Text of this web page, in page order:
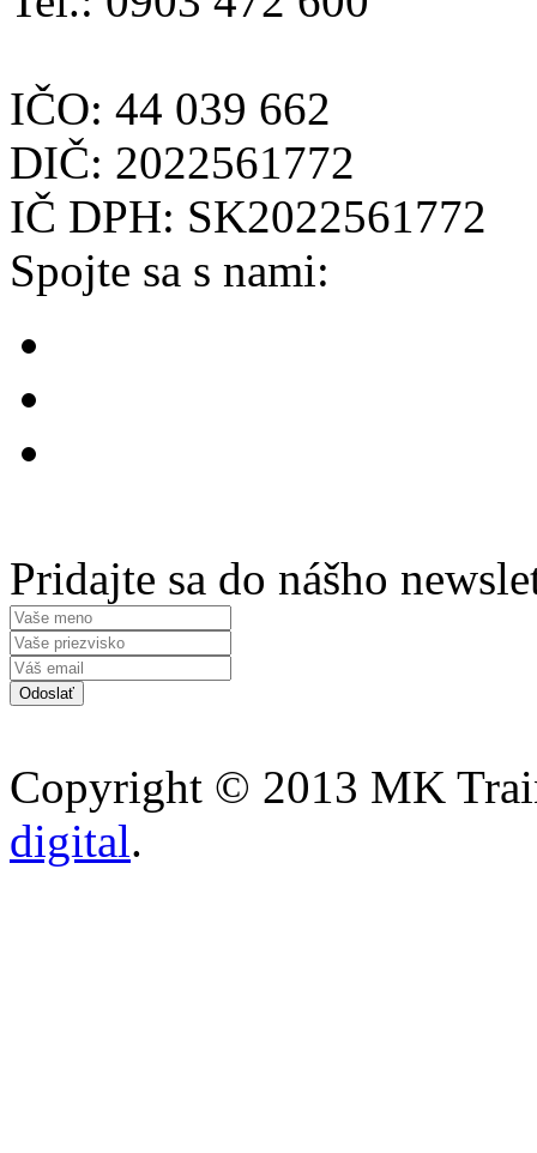
IČO: 44 039 662
DIČ: 2022561772
IČ DPH: SK2022561772
Spojte sa s nami:
Pridajte sa do nášho
Copyright © 2013 MK
digital.